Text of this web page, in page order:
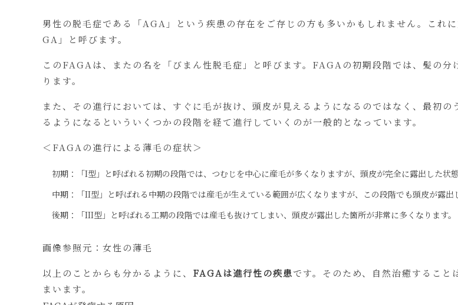
男性の脱毛症である「AGA」という疾患の存在をご存じの方も多いかもしれません。こ
GA」と呼びます。
このFAGAは、またの名を「びまん性脱毛症」と呼びます。FAGAの初期段階では、髪の
ります。
また、その進行においては、すぐに毛が抜け、頭皮が見えるようになるのではなく、最初
るようになるといういくつかの段階を経て進行していくのが一般的となっています。
＜FAGAの進行による薄毛の症状＞
初期：「I型」と呼ばれる初期の段階では、つむじを中心に産毛が多くなりますが、頭皮が完全に露出した状
中期：「II型」と呼ばれる中期の段階では産毛が生えている範囲が広くなりますが、この段階でも頭皮が露出
後期：「III型」と呼ばれる工期の段階では産毛も抜けてしまい、頭皮が露出した箇所が非常に多くなります。
画像参照元： 女性の薄毛
以上のことからも分かるように、 FAGAは進行性の疾患です。そのため、自然治癒するこ
まいます。